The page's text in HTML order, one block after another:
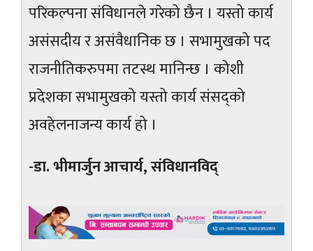
परिकल्पना संविधानले गरेको छैन । यस्तो कार्य
असंसदीय र असंवैधानिक छ । सभामुखको पद
राजनीतिकरुपमा तटस्थ मानिन्छ । कोशी
प्रदेशका सभामुखको यस्तो कार्य संसद्को
अवहेलनाजन्य कार्य हो ।
-डा. भीमार्जुन आचार्य, संविधानविद्